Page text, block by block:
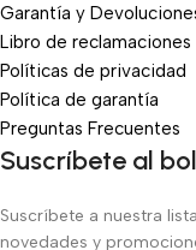
Garantía y
Libro de reclamaciones
Políticas de privacidad
Política de garantía
Preguntas Frecuentes
Suscríbete al
Suscríbete a nuestra
novedades y